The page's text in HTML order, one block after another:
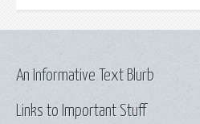
Links to Important Stuff
An Informative Text Blurb